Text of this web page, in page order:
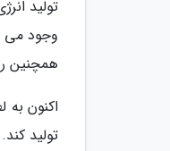
تولید
وجود می
همچنین
تولید کند.